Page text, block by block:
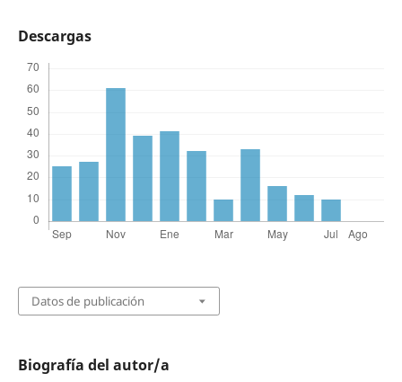
Descargas
Datos de publicación
Biografía del autor/a